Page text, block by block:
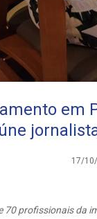
em
17/
70 profissionais da